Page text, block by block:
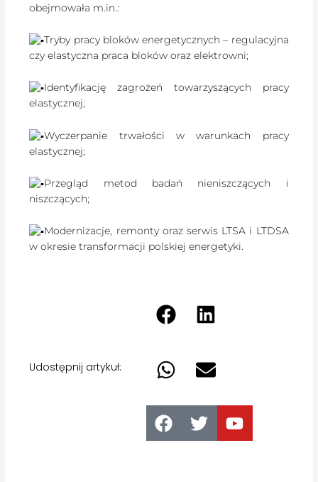
obejmowała m.in.:
Tryby pracy bloków energetycznych – regulacyjna
czy elastyczna praca bloków oraz elektrowni;
Identyfikację zagrożeń towarzyszących pracy
elastycznej;
Wyczerpanie trwałości w warunkach pracy
elastycznej;
Przegląd metod badań nieniszczących i
niszczących;
Modernizacje, remonty oraz serwis LTSA i LTDSA
w okresie transformacji polskiej energetyki.
Udostępnij artykuł: